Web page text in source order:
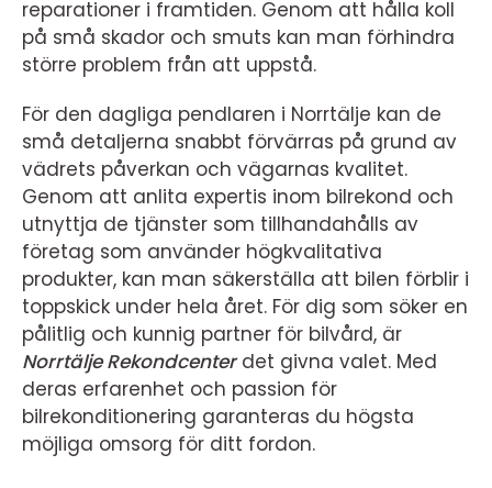
reparationer i framtiden. Genom att hålla koll
på små skador och smuts kan man förhindra
större problem från att uppstå.
För den dagliga pendlaren i Norrtälje kan de
små detaljerna snabbt förvärras på grund av
vädrets påverkan och vägarnas kvalitet.
Genom att anlita expertis inom bilrekond och
utnyttja de tjänster som tillhandahålls av
företag som använder högkvalitativa
produkter, kan man säkerställa att bilen förblir i
toppskick under hela året. För dig som söker en
pålitlig och kunnig partner för bilvård, är
Norrtälje Rekondcenterdet givna valet. Med
deras erfarenhet och passion för
bilrekonditionering garanteras du högsta
möjliga omsorg för ditt fordon.